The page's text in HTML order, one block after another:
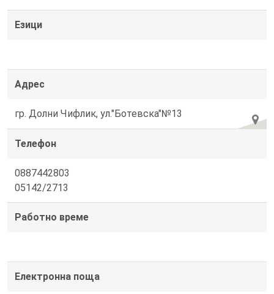
Езици
Адрес
гр. Долни Чифлик, ул."Ботевска"№13
Телефон
0887442803
05142/2713
Работно време
Електронна поща